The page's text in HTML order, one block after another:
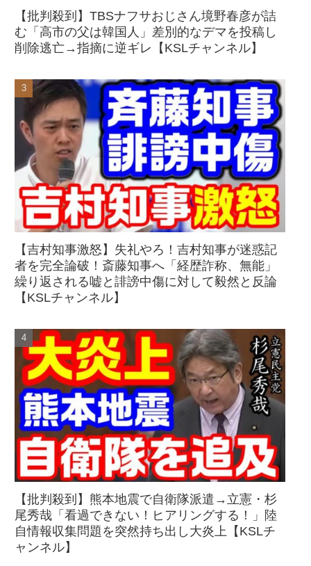
【批判殺到】TBSナフサおじさん境野春彦が詰
む「高市の父は韓国人」差別的なデマを投稿し
削除逃亡→指摘に逆ギレ【KSLチャンネル】
【吉村知事激怒】失礼やろ！吉村知事が迷惑記
者を完全論破！斎藤知事へ「経歴詐称、無能」
繰り返される嘘と誹謗中傷に対して毅然と反論
【KSLチャンネル】
【批判殺到】熊本地震で自衛隊派遣→立憲・杉
尾秀哉「看過できない！ヒアリングする！」陸
自情報収集問題を突然持ち出し大炎上【KSLチ
ャンネル】